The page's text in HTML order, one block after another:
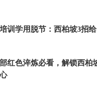
训学用脱节：西柏坡3招
红色淬炼必看，解锁西柏